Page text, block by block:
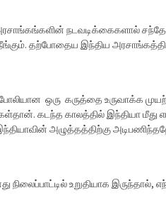
அரசாங்கங்களின் நடவடிக்கைகளால்
தற்போதைய இந்திய
ஒரு கருத்தை உருவாக்க
கடந்த காலத்தில் இந்தியா மீது
அழுத்தத்திற்கு
நிலைப்பாட்டில் உறுதியாக இருந்தால்,